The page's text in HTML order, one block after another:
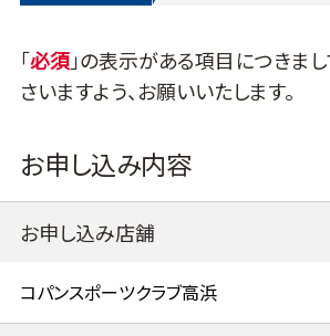
「
」の表示がある項目につきま
さいますよう、お願いいたします。
お申し込み内容
お申し込み店舗